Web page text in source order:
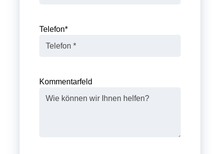
Telefon*
Kommentarfeld